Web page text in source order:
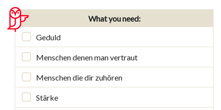
What you need:
Geduld
Menschen denen man vertraut
Menschen die dir zuhören
Stärke